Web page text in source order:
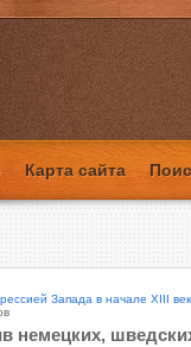
Карта сайта
Запада в начале XIII
немецких,